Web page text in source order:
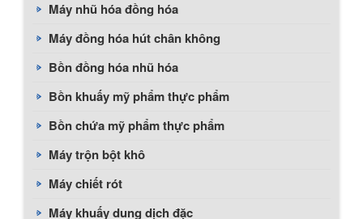
Máy nhũ hóa đồng hóa
Máy đồng hóa hút chân không
Bồn đồng hóa nhũ hóa
Bồn khuấy mỹ phẩm thực phẩm
Bồn chứa mỹ phẩm thực phẩm
Máy trộn bột khô
Máy chiết rót
Máy khuấy dung dịch đặc